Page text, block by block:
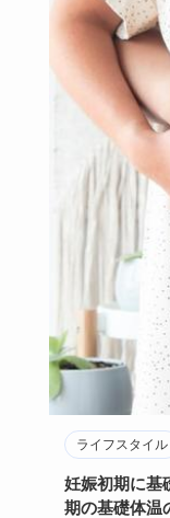
ライフスタイル
妊娠初期に基
期の基礎体温